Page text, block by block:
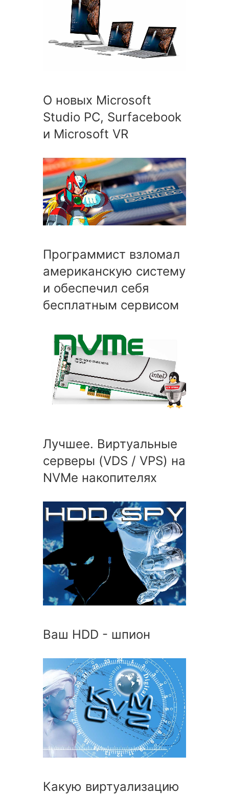
О новых Microsoft
Studio PC, Surfacebook
и Microsoft VR
Программист взломал
американскую систему
и обеспечил себя
бесплатным сервисом
Лучшее. Виртуальные
серверы (VDS / VPS) на
NVMe накопителях
Ваш HDD - шпион
Какую виртуализацию